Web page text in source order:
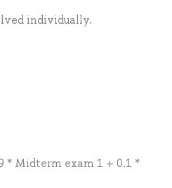
individually.
* Midterm exam 1 + 0.1 *